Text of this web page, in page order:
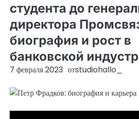
студента до
директора
биография и рост в
банковской
7 февраля 2023 отstudiohallo_